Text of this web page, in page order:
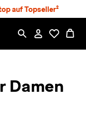
auf Topseller²
Damen